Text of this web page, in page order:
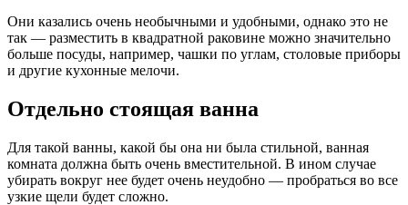
Они казались очень необычными и удобными, однако это не
так — разместить в квадратной раковине можно значительно
больше посуды, например, чашки по углам, столовые приборы
и другие кухонные мелочи.
Отдельно стоящая ванна
Для такой ванны, какой бы она ни была стильной, ванная
комната должна быть очень вместительной. В ином случае
убирать вокруг нее будет очень неудобно — пробраться во все
узкие щели будет сложно.